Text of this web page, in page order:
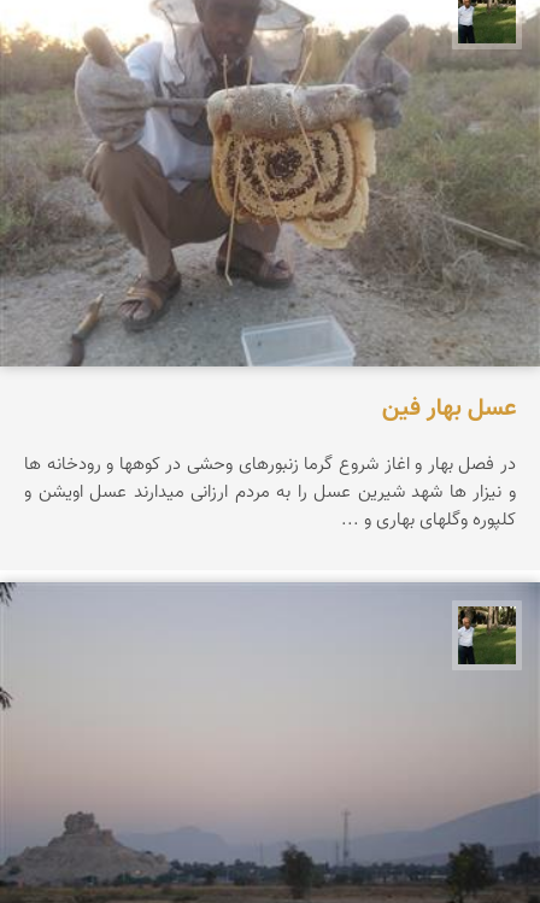
عبدل شعبانی
عسل بهار فین
در فصل بهار و اغاز شروع گرما زنبورهای وحشی در کوهها و رودخانه ها
و نیزار ها شهد شیرین عسل را به مردم ارزانی میدارند عسل اویشن و
کلپوره وگلهای بهاری و ...